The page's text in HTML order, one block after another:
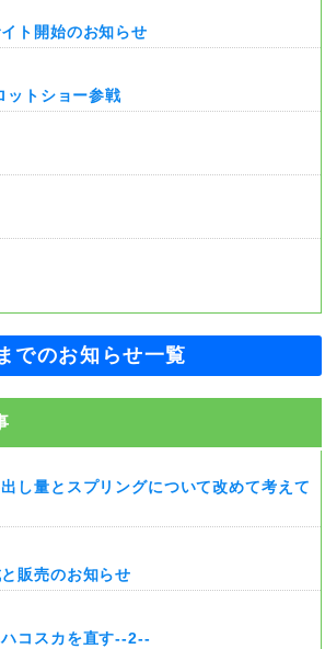
ト開始のお知らせ
ットショー参戦
でのお知らせ一覧
し量とスプリングについて改めて考えて
販売のお知らせ
コスカを直す--2--